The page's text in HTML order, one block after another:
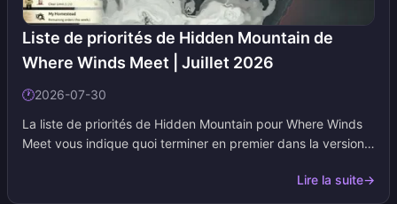
Liste de priorités de Hidden Mountain de
Where Winds Meet | Juillet 2026
🕐2026-07-30
La liste de priorités de Hidden Mountain pour Where Winds
Meet vous indique quoi terminer en premier dans la version
du contenu secondaire qui ne débloque rien. Cette page est
Lire la suite→